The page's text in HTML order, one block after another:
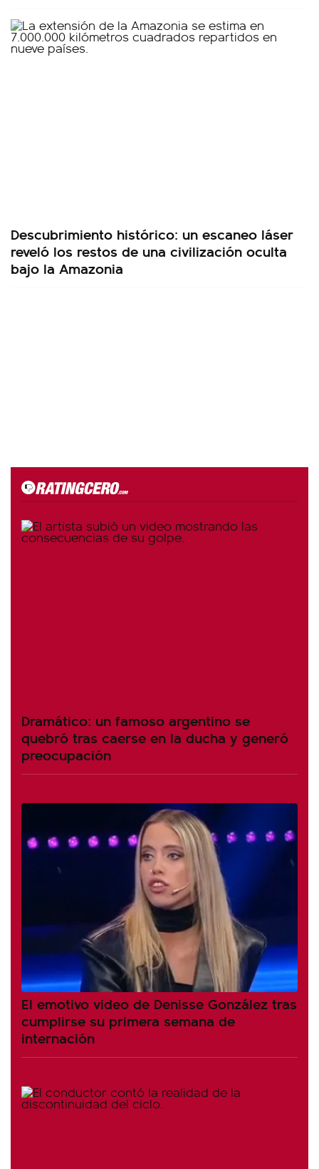
Descubrimiento histórico: un escaneo láser
reveló los restos de una civilización oculta
bajo la Amazonia
Dramático: un famoso argentino se
quebró tras caerse en la ducha y generó
preocupación
El emotivo video de Denisse González tras
cumplirse su primera semana de
internación